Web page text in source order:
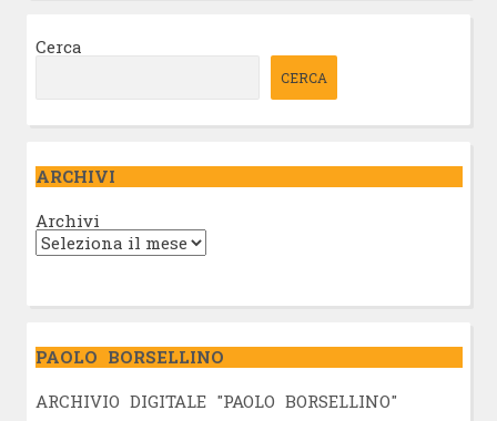
Cerca
CERCA
ARCHIVI
Archivi
PAOLO BORSELLINO
ARCHIVIO DIGITALE "PAOLO BORSELLINO"